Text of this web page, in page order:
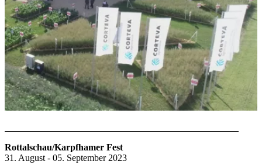
Rottalschau/Karpfhamer Fest
31. August - 05. September 2023